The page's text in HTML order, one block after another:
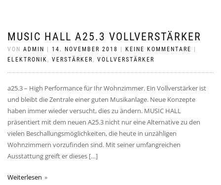
MUSIC HALL A25.3 VOLLVERSTÄRKER
VON ADMIN | 14. NOVEMBER 2018 | KEINE KOMMENTARE |
ELEKTRONIK
VERSTÄRKER VOLLVERSTÄRKER
a25.3 – High Performance für Ihr Wohnzimmer. Ein Vollverstärker ist
und bleibt die Zentrale einer guten Musikanlage. Neue Konzepte
haben immer wieder versucht, dies zu ändern. MUSIC HALL
präsentiert mit dem neuen A25.3 nicht nur eine Alternative zu den
vielen Beschallungsmöglichkeiten, die heute in unzähligen
Wohnzimmern vorzufinden sind. Mit seiner umfangreichen
Ausstattung greift er dieses […]
Weiterlesen